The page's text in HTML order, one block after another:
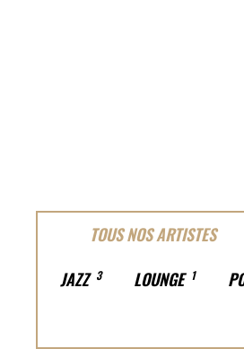
TOUS NOS ARTISTES
JAZZ 3 LOUNGE 1